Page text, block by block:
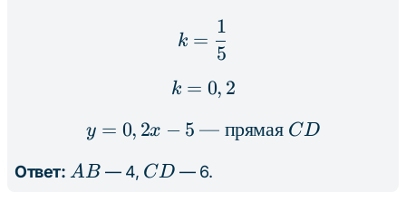
k = \frac{1}{5}
k =
5
1
k = 0,2
k = 0, 2
y = 0,2x - 5 \text{ ---
y = 0, 2x − 5 — прямая CD
Ответ: AB
AB — 4, CD
CD — 6.